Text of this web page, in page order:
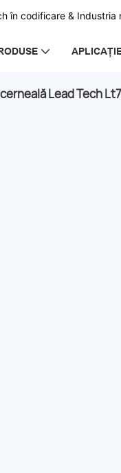
în codificare & Industria
Lead Tech